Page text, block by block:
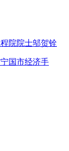
院院士邬贺铨
国市经济手